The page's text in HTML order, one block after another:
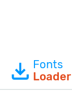
Fonts
Loader